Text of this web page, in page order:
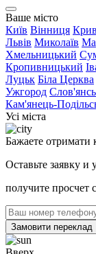
Ваше місто
Київ Вінниця
Львів Миколаїв
Хмельницький
Кропивницький
Луцьк Біла Церква
Ужгород
Кам'янець-
Усі міста
Бажаете отримати
Оставьте заявку и
получите просчет
Замовити переклад